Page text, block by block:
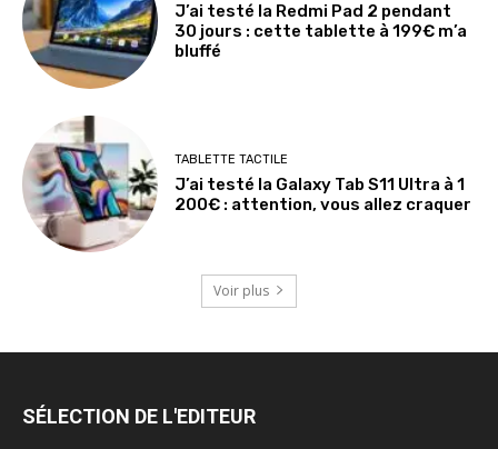
J’ai testé la Redmi Pad 2 pendant
30 jours : cette tablette à 199€ m’a
bluffé
TABLETTE TACTILE
J’ai testé la Galaxy Tab S11 Ultra à 1
200€ : attention, vous allez craquer
Voir plus
SÉLECTION DE L'EDITEUR